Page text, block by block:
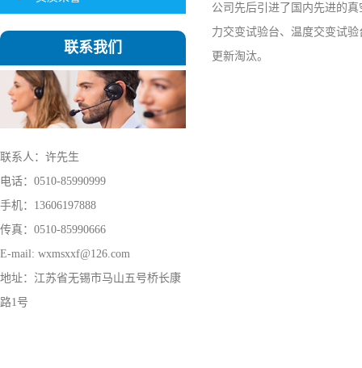
联系我们
联系人：许先生
电话：0510-85990999
手机：13606197888
传真：0510-85990666
E-mail: wxmsxxf@126.com
地址：江苏省无锡市马山五号桥长康
路1号
公司先后引进了国内先进的
力交变试验台、温度交变试
更新淘汰。